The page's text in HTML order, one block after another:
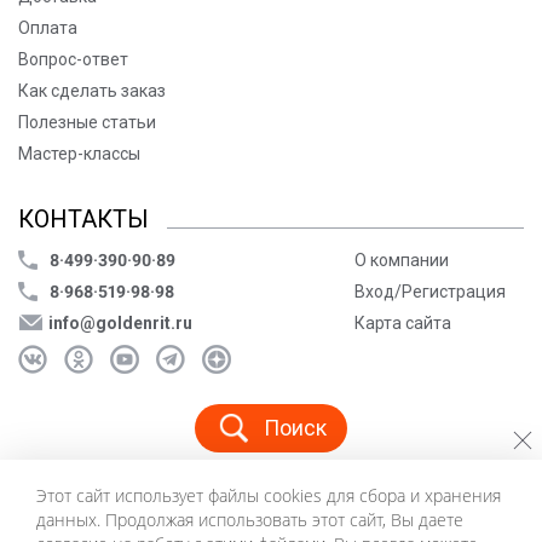
Оплата
Вопрос-ответ
Как сделать заказ
Полезные статьи
Мастер-классы
КОНТАКТЫ
8·499·390·90·89
8·968·519·98·98
info@goldenrit.ru
О компании
Вход/Регистрация
Карта сайта
Поиск
© ООО «Голденрит», 2005-2026
Этот сайт использует файлы cookies для сбора и хранения
данных. Продолжая использовать этот сайт, Вы даете